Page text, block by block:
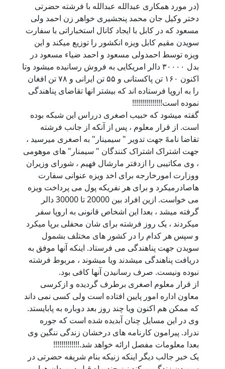
(در مورد همکاری عبدالله عبدالله با فرشته حضرتی
دختر وکيل جان محمد پنجشيری خواهر زن احمد ولی
مسعود که در کابل با ايجاد کانال استخباراتی با سفارت
سويدن مقيم کابل ويزه انکشور را توزيع ميکند و اين
ويزه توسط احمدولی مسعود و احمد ضياء مسعود در
بدل ۳۰۰۰۰ دالر امريکايی به فروش رسانيده ميشود وتا
اکنون ۱۶۰ تن پاکستانی و ۵۵ تن ايرانی و ۷۸ تن افغان
را به اروپا فرستاده اند که بيشتر انها تقاضای پناهندگی
نموده است!!!!!!!!!!!!!!!
گفته ميشود که حبيب اصغری درراس اين شبکه بوده
است. از قرار معلوم ، پس از آنکه از جانب فرشته
تقاضا نامهً جهت تدوير " سيمينار" به اصغری ميرسيد ،
جهت اشتراک اشتراک کنندگان " سيمنار" های موهومی
، وی مکاتيبی را ازدفتر مارشال فهيم ، شورای وزيران
ووزارت امورخارجه برای اخد ويزه عنوانی سفارت
هاصادرميکرد و برای هر نفريکه پول می پرداخت ويزه
می خواست. ازين افراد بين 20000 تا 30000 دالر
گرفته ميشد ، بعدا اين اشخاص قانونی به اروپا سفر
ميکردند ، يک روز فرشته برای شان محفلی برپا ميکرد
و سپس هر کدام را در کشور های مختلف بشمول
سويدن جهت پناهندگی می فرستاد. اينکه آنها موفق به
دريافت پناهندگی ميشدند ويا ميشوند ، مربوط فرشته
نبوده ونيست. صرف رسانيدن آنها کافی بود.
از قرار معلوم اصغری برطرف گردیده و ازکرسی
معاون اداره امور پایين افتاده است ولی کسی نمی داند
که ممکن هم اکنون ويا چند روز بعد دوباره به پابايستد.
وی در اين مسايل چنان آبديده شده است که جوره
ندراد. پيرامون کارنامه های درخشان زندگی ننگين وی
بعدا معلومات مفصل ارائه خواهد شد.!!!!!!!!!!!!!
يک خبر جالب ديگر اينکه زنیکه بنام شريفه حضرتی در